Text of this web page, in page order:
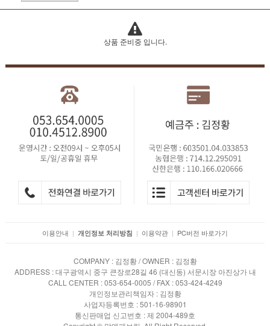
상품 준비중 입니다.
이용안내 | 개인정보 처리방침 | 이용약관 | PC버전 바로가기
COMPANY : 김정황 / OWNER : 김정황
ADDRESS : 대구광역시 중구 큰장로28길 46 (대신동) 서문시장 아진상가 내
CALL CENTER : 053-654-0005 / FAX : 053-424-4249
개인정보관리책임자 : 김정황
사업자등록번호 : 501-16-98901
통신판매업 신고번호 : 제 2004-489호